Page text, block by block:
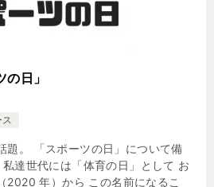
日」
ス
題。 「スポーツの日」について備
達世代には「体育の日」として お
2020 年）から この名前になるこ